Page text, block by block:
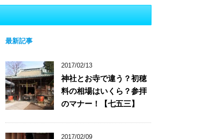
最新記事
2017/02/13
神社とお寺で違う？初穂
料の相場はいくら？参拝
のマナー！【七五三】
2017/02/09